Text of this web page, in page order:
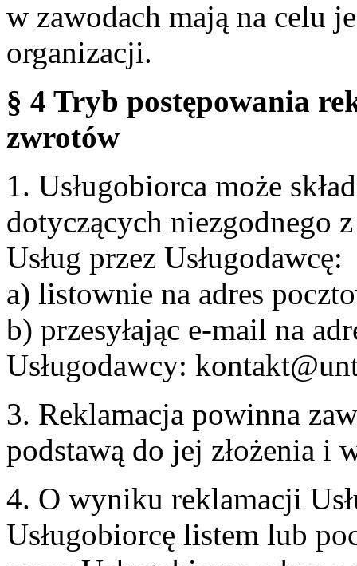
w zawodach mają na celu
organizacji.
§ 4 Tryb postępowania
zwrotów
1. Usługobiorca może
dotyczących niezgodnego
Usług przez Usługodawcę:
a) listownie na adres
b) przesyłając e-mail na
Usługodawcy:
3. Reklamacja powinna
podstawą do jej złożenia i
4. O wyniku reklamacji
Usługobiorcę listem lub